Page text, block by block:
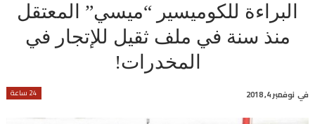
البراءة للكوميسير “ميسي” المعتقل
منذ سنة في ملف ثقيل للإتجار في
المخدرات!
24 ساعة في نوفمبر 4, 2018